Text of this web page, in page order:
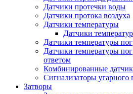
Датчики протечки воды
Датчики протока воздуха
Датчики температуры
Датчики
Датчики температуры
Датчики температуры
ответом
Комбинированные
Сигнализаторы угарного
Затворы